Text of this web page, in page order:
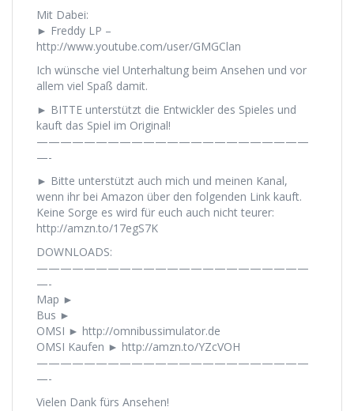
Mit Dabei:
► Freddy LP –
http://www.youtube.com/user/GMGClan
Ich wünsche viel Unterhaltung beim Ansehen und vor
allem viel Spaß damit.
► BITTE unterstützt die Entwickler des Spieles und
kauft das Spiel im Original!
———————————————————————
—-
► Bitte unterstützt auch mich und meinen Kanal,
wenn ihr bei Amazon über den folgenden Link kauft.
Keine Sorge es wird für euch auch nicht teurer:
http://amzn.to/17egS7K
DOWNLOADS:
———————————————————————
—-
Map ►
Bus ►
OMSI ► http://omnibussimulator.de
OMSI Kaufen ► http://amzn.to/YZcVOH
———————————————————————
—-
Vielen Dank fürs Ansehen!